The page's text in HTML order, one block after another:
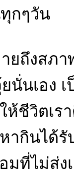
กๆวัน
ยถึงสภ
นั่นเอง
ห้ชีวิตเร
ากินได้รั
ที่ไม่ส่ง